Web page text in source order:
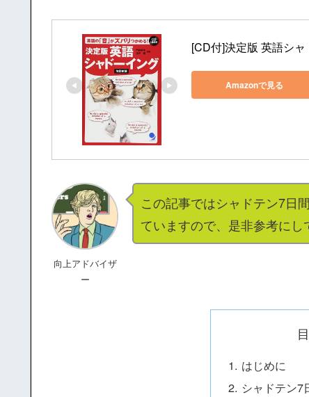
[CD付]決定版 英語シャ
Amazonで見る
向上アドバイザ
ー
この記事ではシャドテン7日
ていますので、是非参考にし
はじめに
シャドテン7